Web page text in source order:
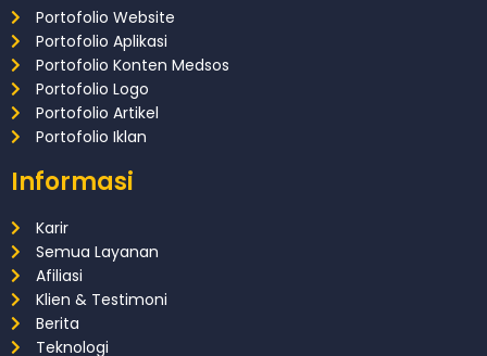
Portofolio Website
Portofolio Aplikasi
Portofolio Konten Medsos
Portofolio Logo
Portofolio Artikel
Portofolio Iklan
Informasi
Karir
Semua Layanan
Afiliasi
Klien & Testimoni
Berita
Teknologi